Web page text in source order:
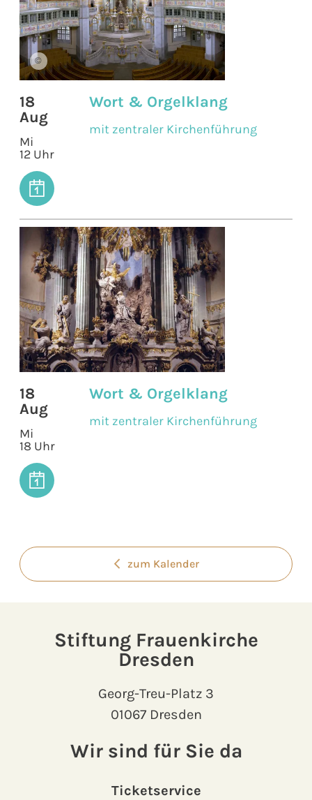
©
18
Aug
Mi
12 Uhr
Wort & Orgelklang
mit zentraler Kirchenführung
18
Aug
Mi
18 Uhr
Wort & Orgelklang
mit zentraler Kirchenführung
zum Kalender
Stiftung Frauenkirche
Dresden
Georg-Treu-Platz 3
01067 Dresden
Wir sind für Sie da
Ticketservice